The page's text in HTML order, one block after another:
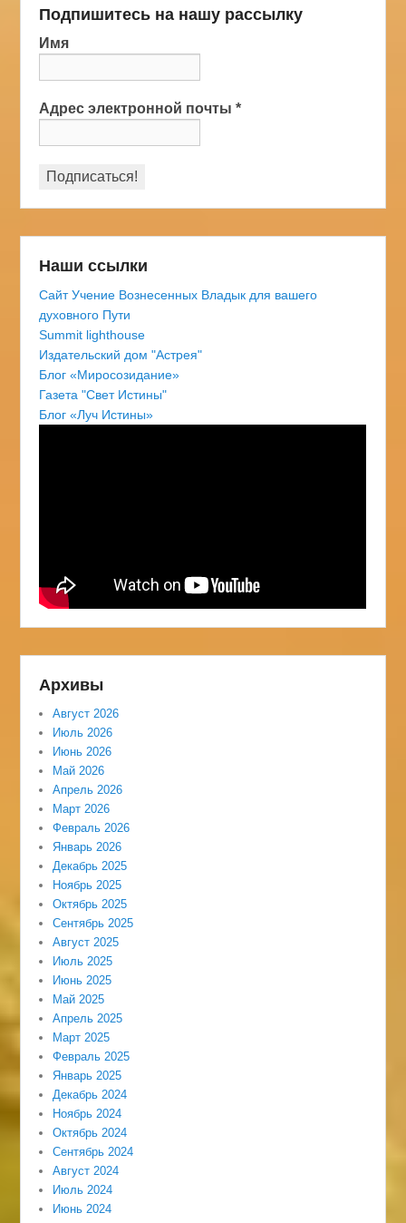
Подпишитесь на нашу рассылку
Имя
Адрес электронной почты*
Наши ссылки
Сайт Учение Вознесенных Владык для вашего
духовного Пути
Summit lighthouse
Издательский дом "Астрея"
Блог «Миросозидание»
Газета "Свет Истины"
Блог «Луч Истины»
Архивы
Август 2026
Июль 2026
Июнь 2026
Май 2026
Апрель 2026
Март 2026
Февраль 2026
Январь 2026
Декабрь 2025
Ноябрь 2025
Октябрь 2025
Сентябрь 2025
Август 2025
Июль 2025
Июнь 2025
Май 2025
Апрель 2025
Март 2025
Февраль 2025
Январь 2025
Декабрь 2024
Ноябрь 2024
Октябрь 2024
Сентябрь 2024
Август 2024
Июль 2024
Июнь 2024